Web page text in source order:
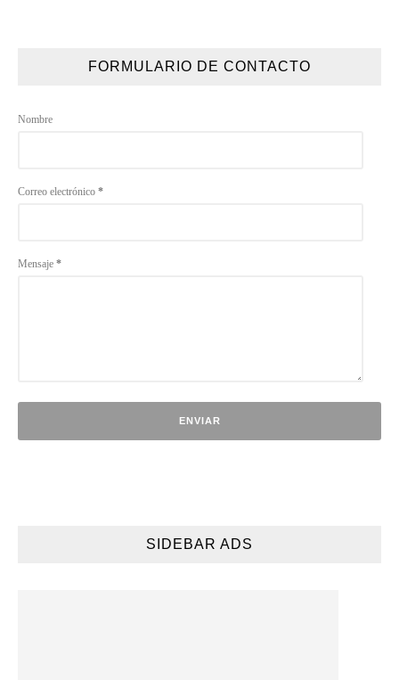
FORMULARIO DE CONTACTO
Nombre
Correo electrónico *
Mensaje *
SIDEBAR ADS